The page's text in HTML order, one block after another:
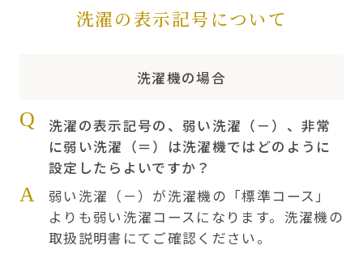
洗濯の表示記号について
洗濯機の場合
Q
洗濯の表示記号の、弱い洗濯（－）、非常
に弱い洗濯（＝）は洗濯機ではどのように
設定したらよいですか？
A
弱い洗濯（－）が洗濯機の「標準コース」
よりも弱い洗濯コースになります。洗濯機の
取扱説明書にてご確認ください。